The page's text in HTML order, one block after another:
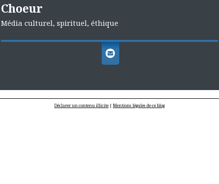
Choeur
Média culturel, spirituel, éthique
Déclarer un contenu illicite | Mentions légales de ce blog